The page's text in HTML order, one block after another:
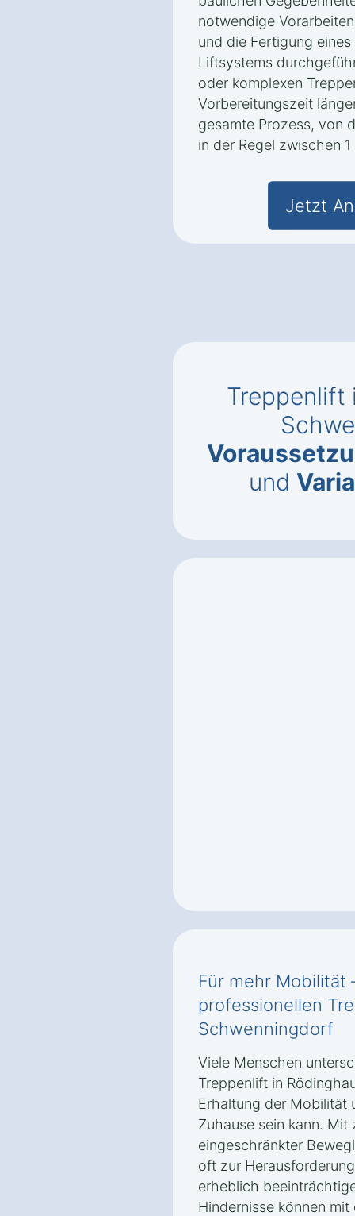
notwendige
und die Fertigung
Liftsystems
oder komplexen
Vorbereitungszeit
gesamte Prozess, von
in der Regel zwischen
Jetzt
Treppenlift
und
Für mehr Mobilität
professionellen
Schwenningdorf
Viele Menschen
Treppenlift in
Erhaltung der Mobilität
Zuhause sein kann.
eingeschränkter
oft zur
erheblich
Hindernisse können